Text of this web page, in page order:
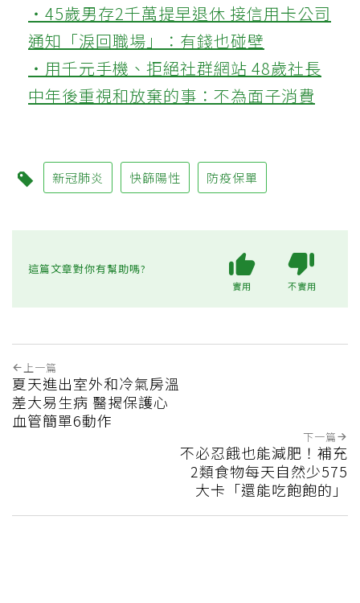
‧45歲男存2千萬提早退休 接信用卡公司
通知「淚回職場」：有錢也碰壁
‧用千元手機、拒絕社群網站 48歲社長
中年後重視和放棄的事：不為面子消費
新冠肺炎 快篩陽性 防疫保單
這篇文章對你有幫助嗎?
實用 不實用
上一篇
夏天進出室外和冷氣房溫
差大易生病 醫揭保護心
血管簡單6動作
下一篇
不必忍餓也能減肥！補充
2類食物每天自然少575
大卡「還能吃飽飽的」